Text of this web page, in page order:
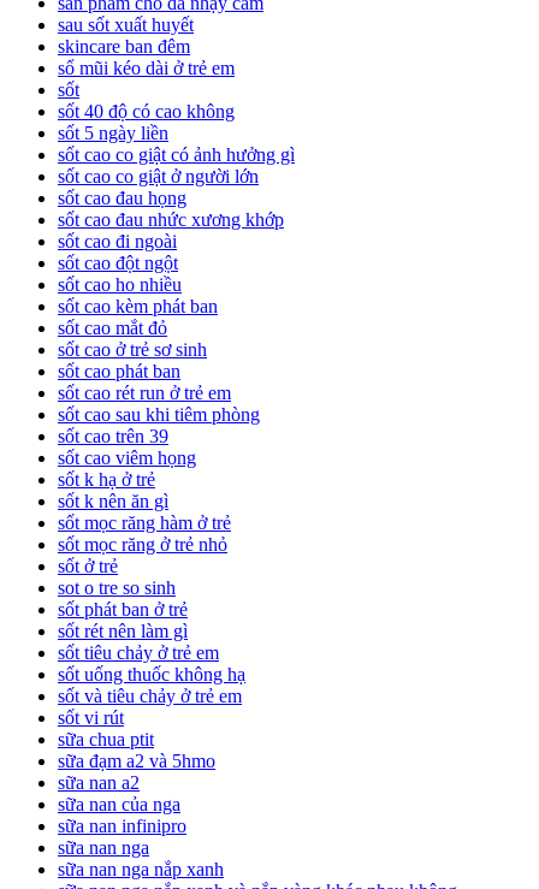
sau sốt xuất huyết
skincare ban đêm
sổ mũi kéo dài ở trẻ em
sốt
sốt 40 độ có cao không
sốt 5 ngày liền
sốt cao co giật có ảnh hưởng gì
sốt cao co giật ở người lớn
sốt cao đau họng
sốt cao đau nhức xương khớp
sốt cao đi ngoài
sốt cao đột ngột
sốt cao ho nhiều
sốt cao kèm phát ban
sốt cao mắt đỏ
sốt cao ở trẻ sơ sinh
sốt cao phát ban
sốt cao rét run ở trẻ em
sốt cao sau khi tiêm phòng
sốt cao trên 39
sốt cao viêm họng
sốt k hạ ở trẻ
sốt k nên ăn gì
sốt mọc răng hàm ở trẻ
sốt mọc răng ở trẻ nhỏ
sốt ở trẻ
sot o tre so sinh
sốt phát ban ở trẻ
sốt rét nên làm gì
sốt tiêu chảy ở trẻ em
sốt uống thuốc không hạ
sốt và tiêu chảy ở trẻ em
sốt vi rút
sữa chua ptit
sữa đạm a2 và 5hmo
sữa nan a2
sữa nan của nga
sữa nan infinipro
sữa nan nga
sữa nan nga nắp xanh